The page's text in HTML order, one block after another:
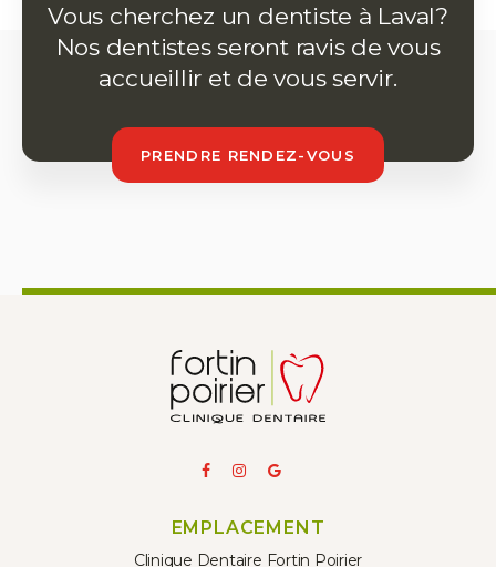
Vous cherchez un dentiste à Laval?
Nos dentistes seront ravis de vous
accueillir et de vous servir.
PRENDRE RENDEZ-VOUS
EMPLACEMENT
Clinique Dentaire Fortin Poirier